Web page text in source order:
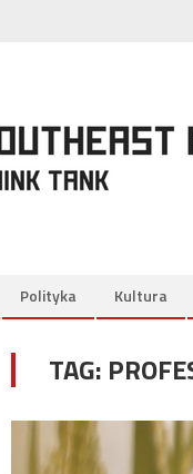
Polityka Kultura
TAG: